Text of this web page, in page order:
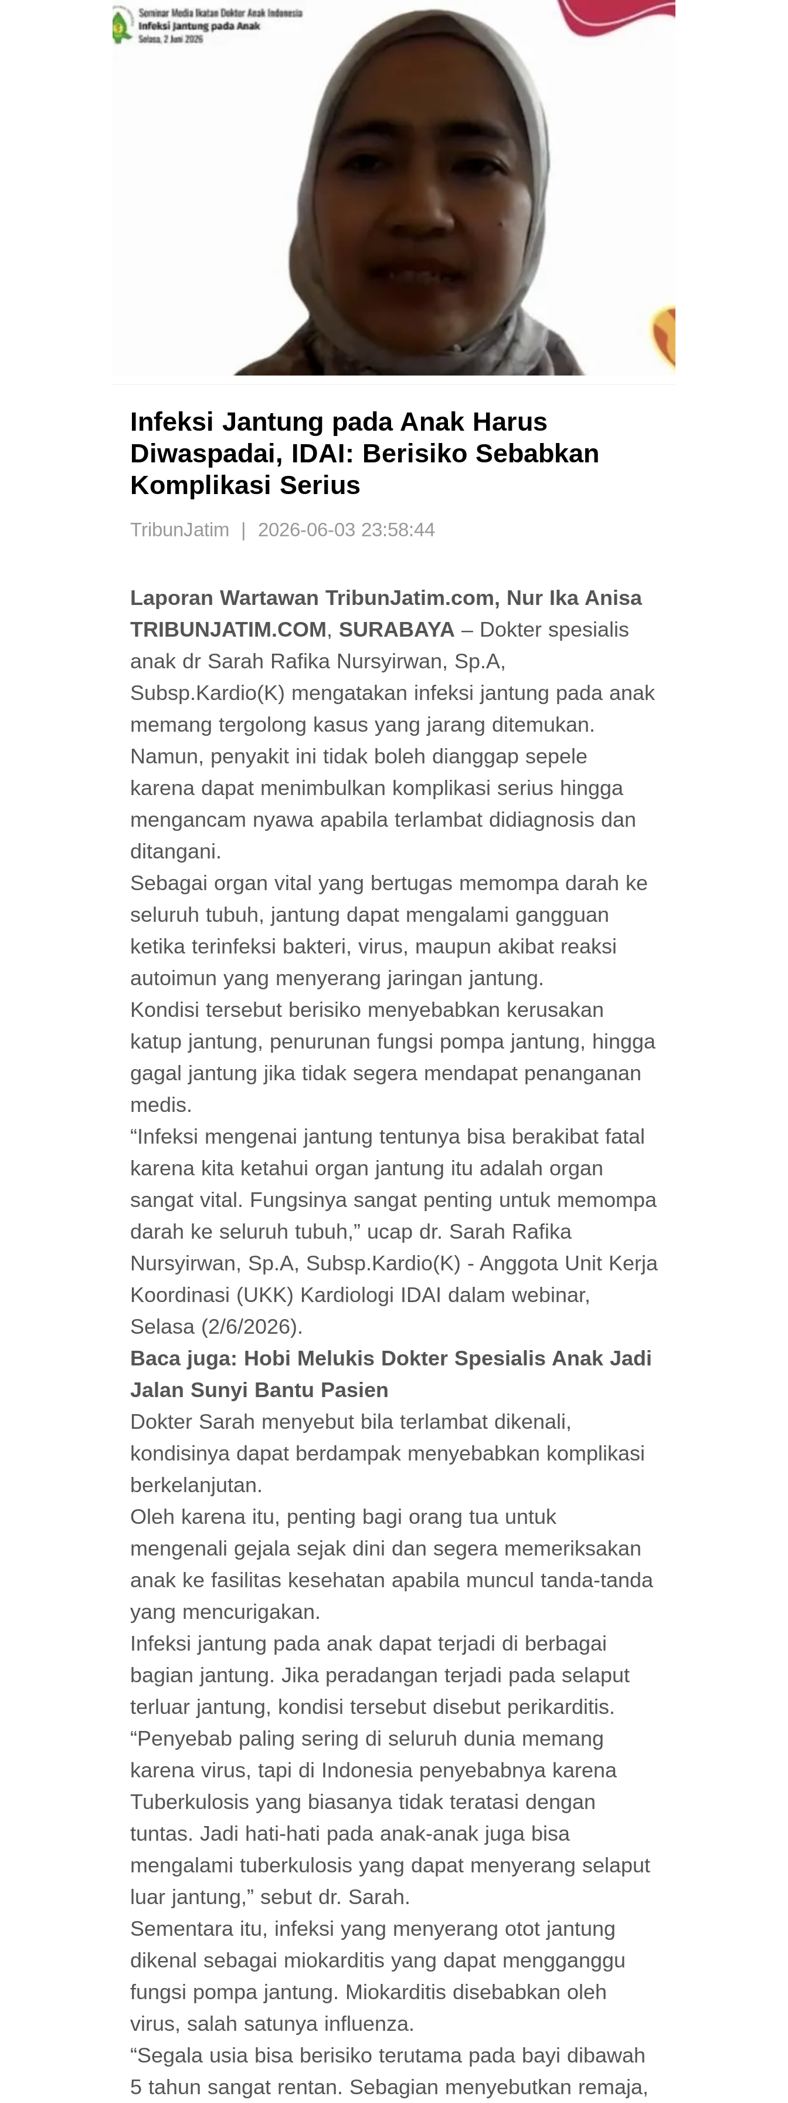
Infeksi Jantung pada Anak Harus
Diwaspadai, IDAI: Berisiko Sebabkan
Komplikasi Serius
TribunJatim | 2026-06-03 23:58:44
Laporan Wartawan TribunJatim.com, Nur Ika Anisa
TRIBUNJATIM.COM, SURABAYA – Dokter spesialis
anak dr Sarah Rafika Nursyirwan, Sp.A,
Subsp.Kardio(K) mengatakan infeksi jantung pada anak
memang tergolong kasus yang jarang ditemukan.
Namun, penyakit ini tidak boleh dianggap sepele
karena dapat menimbulkan komplikasi serius hingga
mengancam nyawa apabila terlambat didiagnosis dan
ditangani.
Sebagai organ vital yang bertugas memompa darah ke
seluruh tubuh, jantung dapat mengalami gangguan
ketika terinfeksi bakteri, virus, maupun akibat reaksi
autoimun yang menyerang jaringan jantung.
Kondisi tersebut berisiko menyebabkan kerusakan
katup jantung, penurunan fungsi pompa jantung, hingga
gagal jantung jika tidak segera mendapat penanganan
medis.
“Infeksi mengenai jantung tentunya bisa berakibat fatal
karena kita ketahui organ jantung itu adalah organ
sangat vital. Fungsinya sangat penting untuk memompa
darah ke seluruh tubuh,” ucap dr. Sarah Rafika
Nursyirwan, Sp.A, Subsp.Kardio(K) - Anggota Unit Kerja
Koordinasi (UKK) Kardiologi IDAI dalam webinar,
Selasa (2/6/2026).
Baca juga: Hobi Melukis Dokter Spesialis Anak Jadi
Jalan Sunyi Bantu Pasien
Dokter Sarah menyebut bila terlambat dikenali,
kondisinya dapat berdampak menyebabkan komplikasi
berkelanjutan.
Oleh karena itu, penting bagi orang tua untuk
mengenali gejala sejak dini dan segera memeriksakan
anak ke fasilitas kesehatan apabila muncul tanda-tanda
yang mencurigakan.
Infeksi jantung pada anak dapat terjadi di berbagai
bagian jantung. Jika peradangan terjadi pada selaput
terluar jantung, kondisi tersebut disebut perikarditis.
“Penyebab paling sering di seluruh dunia memang
karena virus, tapi di Indonesia penyebabnya karena
Tuberkulosis yang biasanya tidak teratasi dengan
tuntas. Jadi hati-hati pada anak-anak juga bisa
mengalami tuberkulosis yang dapat menyerang selaput
luar jantung,” sebut dr. Sarah.
Sementara itu, infeksi yang menyerang otot jantung
dikenal sebagai miokarditis yang dapat mengganggu
fungsi pompa jantung. Miokarditis disebabkan oleh
virus, salah satunya influenza.
“Segala usia bisa berisiko terutama pada bayi dibawah
5 tahun sangat rentan. Sebagian menyebutkan remaja,